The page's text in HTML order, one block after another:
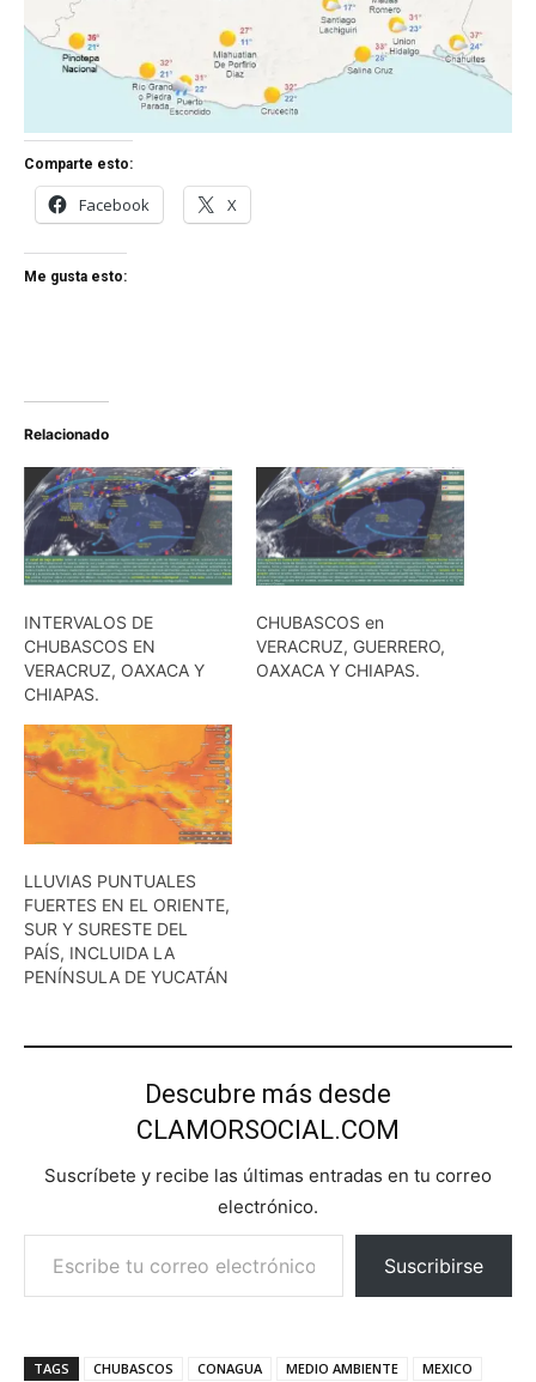
Comparte esto:
Facebook X
Me gusta esto:
Relacionado
INTERVALOS DE
CHUBASCOS EN
VERACRUZ, OAXACA Y
CHIAPAS.
CHUBASCOS en
VERACRUZ, GUERRERO,
OAXACA Y CHIAPAS.
LLUVIAS PUNTUALES
FUERTES EN EL ORIENTE,
SUR Y SURESTE DEL
PAÍS, INCLUIDA LA
PENÍNSULA DE YUCATÁN
Descubre más desde
CLAMORSOCIAL.COM
Suscríbete y recibe las últimas entradas en tu correo
electrónico.
Escribe tu correo electrónico…
Suscribirse
TAGS CHUBASCOS CONAGUA MEDIO AMBIENTE
MEXICO